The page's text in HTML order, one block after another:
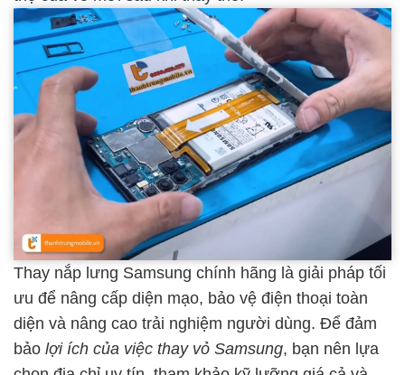
Thay nắp lưng Samsung chính hãng là giải pháp tối
ưu để nâng cấp diện mạo, bảo vệ điện thoại toàn
diện và nâng cao trải nghiệm người dùng. Để đảm
bảo lợi ích của việc thay vỏ Samsung, bạn nên lựa